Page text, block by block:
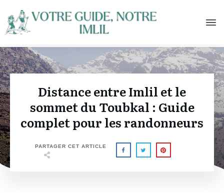
Distance entre Imlil et le
sommet du Toubkal : Guide
complet pour les randonneurs
PARTAGER CET ARTICLE